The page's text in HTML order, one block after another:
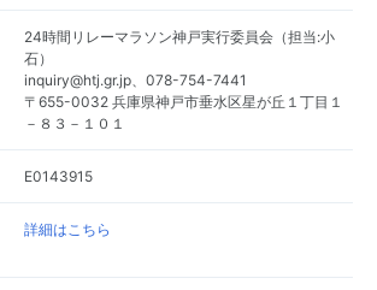
24時間リレーマラソン神戸実行委員会（担当:小
石）
inquiry@htj.gr.jp、078-754-7441
〒655-0032 兵庫県神戸市垂水区星が丘１丁目１
－８３－１０１
E0143915
詳細はこちら